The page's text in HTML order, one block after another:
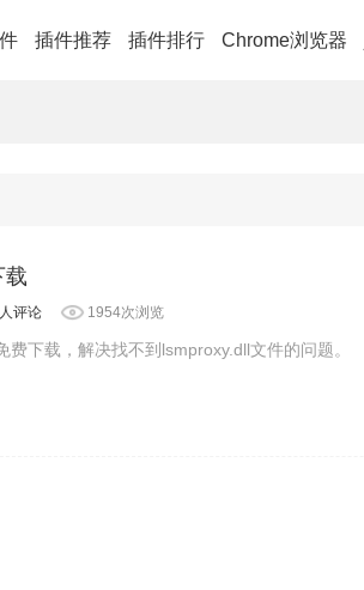
插件推荐 插件排行 Chrome浏览器
载
评论 1954次浏览
费下载，解决找不到lsmproxy.dll文件的问题。